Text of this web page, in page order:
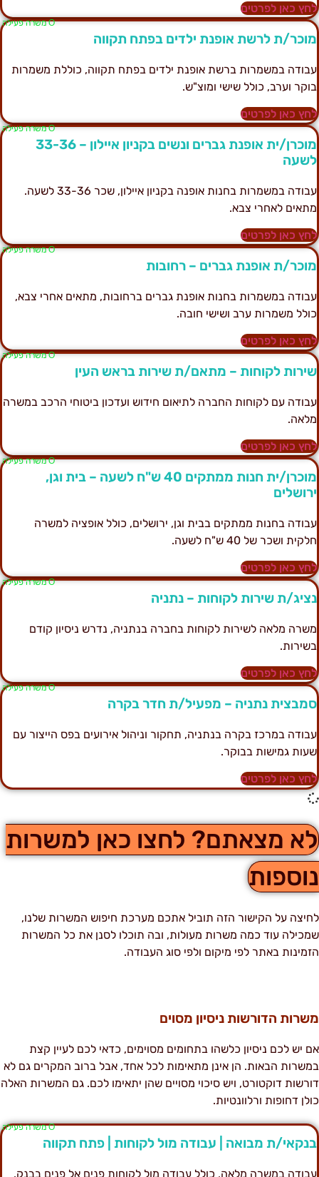
כאן לפרטים
Ο משרה פעילה
ת לרשת אופנת ילדים בפתח תקווה
במשמרות ברשת אופנת ילדים בפתח תקווה, כוללת משמרות
וערב, כולל שישי ומוצ"ש.
כאן לפרטים
Ο משרה פעילה
מוכרן/ית אופנת גברים ונשים בקניון איילון – 33-36
עבודה במשמרות בחנות אופנה בקניון איילון, שכר 33-36 לשעה.
לאחרי צבא.
כאן לפרטים
Ο משרה פעילה
ת אופנת גברים – רחובות
במשמרות בחנות אופנת גברים ברחובות, מתאים אחרי צבא,
משמרות ערב ושישי חובה.
כאן לפרטים
Ο משרה פעילה
לקוחות – מתאם/ת שירות בראש העין
עם לקוחות החברה לתיאום חידוש ועדכון ביטוחי הרכב במשרה
כאן לפרטים
Ο משרה פעילה
מוכרן/ית חנות ממתקים 40 ש"ח לשעה – בית וגן,
בחנות ממתקים בבית וגן, ירושלים, כולל אופציה למשרה
ושכר של 40 ש"ח לשעה.
כאן לפרטים
Ο משרה פעילה
ת שירות לקוחות – נתניה
מלאה לשירות לקוחות בחברה בנתניה, נדרש ניסיון קודם
כאן לפרטים
Ο משרה פעילה
נתניה – מפעיל/ת חדר בקרה
במרכז בקרה בנתניה, תחקור וניהול אירועים בפס הייצור עם
גמישות בבוקר.
כאן לפרטים
מצאתם? לחצו כאן למשרות
על הקישור הזה תוביל אתכם מערכת חיפוש המשרות שלנו,
עוד כמה משרות מעולות, ובה תוכלו לסנן את כל המשרות
באתר לפי מיקום ולפי סוג העבודה.
הדורשות ניסיון מסוים
יש לכם ניסיון כלשהו בתחומים מסוימים, כדאי לכם לעיין קצת
הבאות. הן אינן מתאימות לכל אחד, אבל ברוב המקרים גם לא
דוקטורט, ויש סיכוי מסויים שהן יתאימו לכם. גם המשרות האלה
דחופות ורלוונטיות.
Ο משרה פעילה
ת מבואה | עבודה מול לקוחות | פתח תקווה
במשרה מלאה, כולל עבודה מול לקוחות פנים אל פנים בבנק.